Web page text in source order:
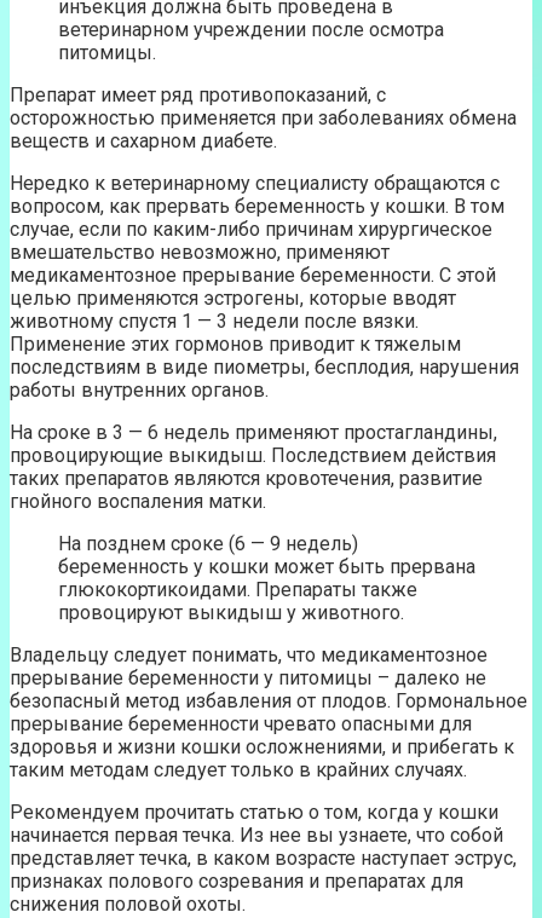
инъекция должна быть проведена в
ветеринарном учреждении после осмотра
питомицы.
Препарат имеет ряд противопоказаний, с
осторожностью применяется при заболеваниях обмена
веществ и сахарном диабете.
Нередко к ветеринарному специалисту обращаются с
вопросом, как прервать беременность у кошки. В том
случае, если по каким-либо причинам хирургическое
вмешательство невозможно, применяют
медикаментозное прерывание беременности. С этой
целью применяются эстрогены, которые вводят
животному спустя 1 — 3 недели после вязки.
Применение этих гормонов приводит к тяжелым
последствиям в виде пиометры, бесплодия, нарушения
работы внутренних органов.
На сроке в 3 — 6 недель применяют простагландины,
провоцирующие выкидыш. Последствием действия
таких препаратов являются кровотечения, развитие
гнойного воспаления матки.
На позднем сроке (6 — 9 недель)
беременность у кошки может быть прервана
глюкокортикоидами. Препараты также
провоцируют выкидыш у животного.
Владельцу следует понимать, что медикаментозное
прерывание беременности у питомицы – далеко не
безопасный метод избавления от плодов. Гормональное
прерывание беременности чревато опасными для
здоровья и жизни кошки осложнениями, и прибегать к
таким методам следует только в крайних случаях.
Рекомендуем прочитать статью о том, когда у кошки
начинается первая течка. Из нее вы узнаете, что собой
представляет течка, в каком возрасте наступает эструс,
признаках полового созревания и препаратах для
снижения половой охоты.